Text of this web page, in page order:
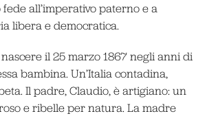
all’imperativo paterno e a
libera e democratica.
il 25 marzo 1867 negli anni di
bambina. Un’Italia contadina,
Il padre, Claudio, è artigiano: un
e ribelle per natura. La madre